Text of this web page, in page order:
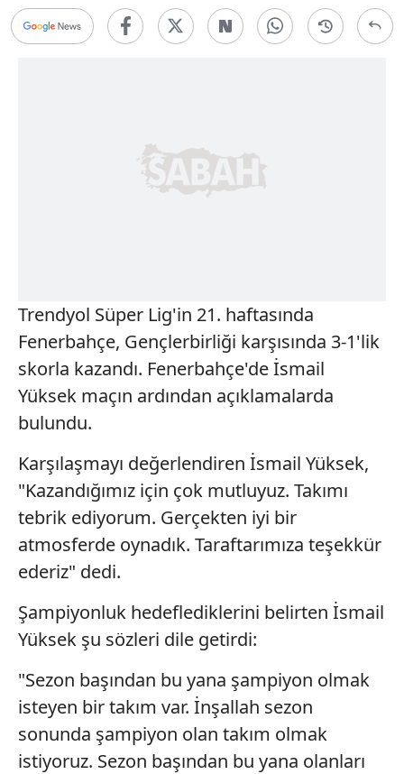
Trendyol Süper Lig'in 21. haftasında
Fenerbahçe, Gençlerbirliği karşısında 3-1'lik
skorla kazandı. Fenerbahçe'de İsmail
Yüksek maçın ardından açıklamalarda
bulundu.
Karşılaşmayı değerlendiren İsmail Yüksek,
"Kazandığımız için çok mutluyuz. Takımı
tebrik ediyorum. Gerçekten iyi bir
atmosferde oynadık. Taraftarımıza teşekkür
ederiz" dedi.
Şampiyonluk hedeflediklerini belirten İsmail
Yüksek şu sözleri dile getirdi:
"Sezon başından bu yana şampiyon olmak
isteyen bir takım var. İnşallah sezon
sonunda şampiyon olan takım olmak
istiyoruz. Sezon başından bu yana olanları